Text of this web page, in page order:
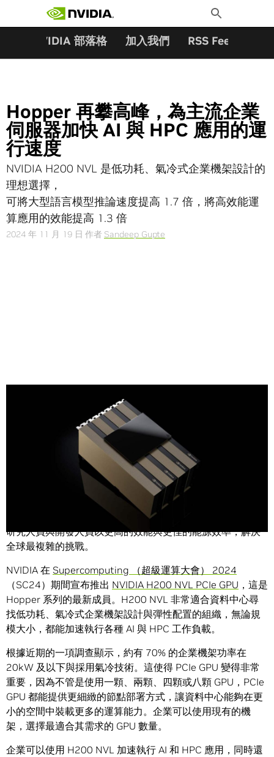
Toggle
Search
NVIDIA 部落格 加入我們 RSS Feeds
Hopper 再攀高峰，為主流企業
伺服器加快 AI 與 HPC 應用的運
行速度
NVIDIA H200 NVL 是低功耗、氣冷式企業機架設計的
理想選擇，
可將大型語言模型推論速度提高 1.7 倍，將高效能運
算應用的效能提高 1.3 倍
2024 年 11 月 19 日 作者 Sandeep Gupte
NVIDIA Hopper 架構自推出以來，已經改變了人工智慧
（AI）與高效能運算（HPC）領域的發展格局，協助企業、
研究人員與開發人員以更高的效能與更佳的能源效率，解決
全球最複雜的挑戰。
NVIDIA 在 Supercomputing （超級運算大會） 2024
（SC24）期間宣布推出 NVIDIA H200 NVL PCIe GPU ，這是
Hopper 系列的最新成員。H200 NVL 非常適合資料中心尋
找低功耗、氣冷式企業機架設計與彈性配置的組織，無論規
模大小，都能加速執行各種 AI 與 HPC 工作負載。
根據近期的一項調查顯示，約有 70% 的企業機架功率在
20kW 及以下與採用氣冷技術。這使得 PCIe GPU 變得非常
重要，因為不管是使用一顆、兩顆、四顆或八顆 GPU，PCIe
GPU 都能提供更細緻的節點部署方式，讓資料中心能夠在更
小的空間中裝載更多的運算能力。企業可以使用現有的機
架，選擇最適合其需求的 GPU 數量。
企業可以使用 H200 NVL 加速執行 AI 和 HPC 應用，同時還